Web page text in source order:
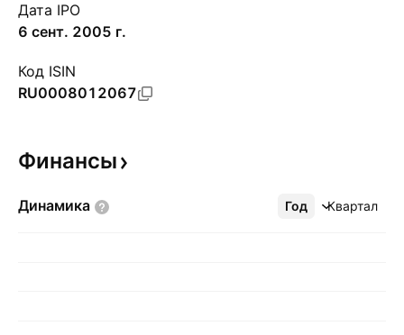
Дата IPO
6 сент. 2005 г.
Код ISIN
RU0008012067
Финансы
Динамика Год Квартал
Ещё